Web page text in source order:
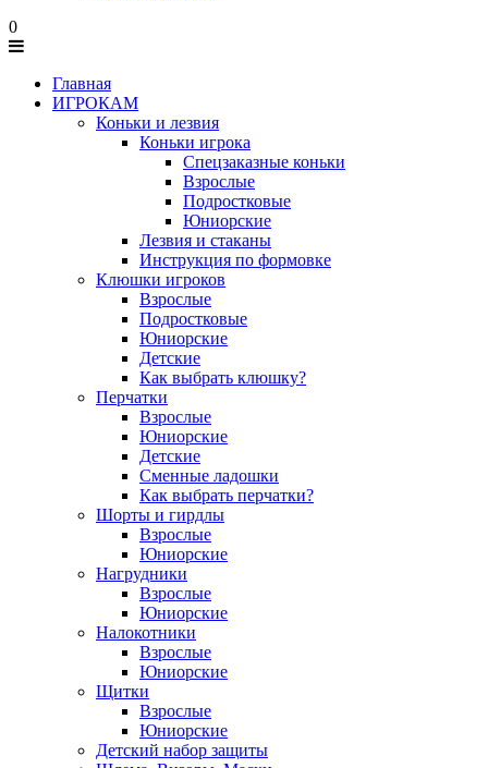
0
Главная
ИГРОКАМ
Коньки и лезвия
Коньки игрока
Спецзаказные коньки
Взрослые
Подростковые
Юниорские
Лезвия и стаканы
Инструкция по формовке
Клюшки игроков
Взрослые
Подростковые
Юниорские
Детские
Как выбрать клюшку?
Перчатки
Взрослые
Юниорские
Детские
Сменные ладошки
Как выбрать перчатки?
Шорты и гирдлы
Взрослые
Юниорские
Нагрудники
Взрослые
Юниорские
Налокотники
Взрослые
Юниорские
Щитки
Взрослые
Юниорские
Детский набор защиты